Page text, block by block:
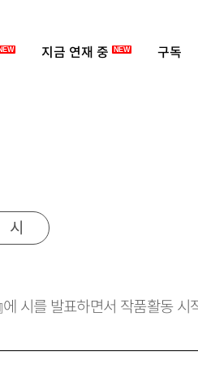
지금 연재 중 NEW 구독
시
시를 발표하면서 작품활동 시